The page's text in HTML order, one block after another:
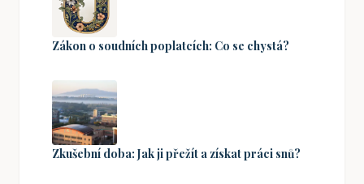
Zákon o soudních poplatcích: Co se chystá?
Zkušební doba: Jak ji přežít a získat práci snů?